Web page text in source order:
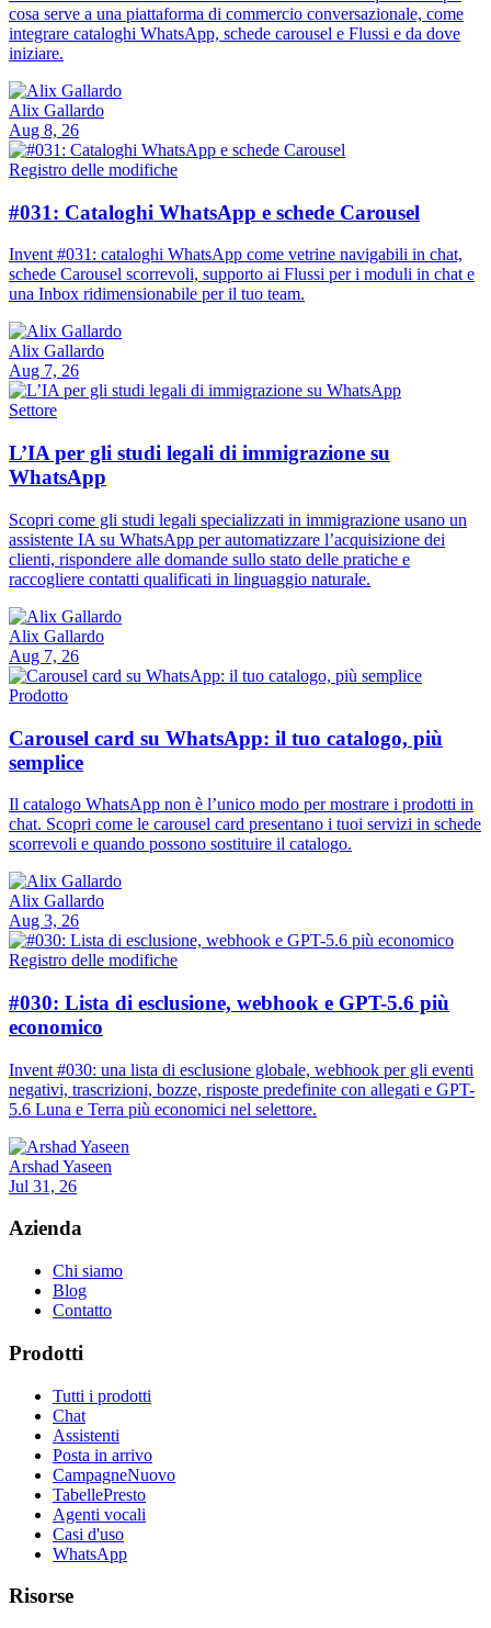
cosa serve a una piattaforma di commercio conversazionale, come
integrare cataloghi WhatsApp, schede carousel e Flussi e da dove
iniziare.
Alix Gallardo
Aug 8, 26
Registro delle modifiche
#031: Cataloghi WhatsApp e schede Carousel
Invent #031: cataloghi WhatsApp come vetrine navigabili in chat,
schede Carousel scorrevoli, supporto ai Flussi per i moduli in chat e
una Inbox ridimensionabile per il tuo team.
Alix Gallardo
Aug 7, 26
Settore
L’IA per gli studi legali di immigrazione su
WhatsApp
Scopri come gli studi legali specializzati in immigrazione usano un
assistente IA su WhatsApp per automatizzare l’acquisizione dei
clienti, rispondere alle domande sullo stato delle pratiche e
raccogliere contatti qualificati in linguaggio naturale.
Alix Gallardo
Aug 7, 26
Prodotto
Carousel card su WhatsApp: il tuo catalogo, più
semplice
Il catalogo WhatsApp non è l’unico modo per mostrare i prodotti in
chat. Scopri come le carousel card presentano i tuoi servizi in schede
scorrevoli e quando possono sostituire il catalogo.
Alix Gallardo
Aug 3, 26
Registro delle modifiche
#030: Lista di esclusione, webhook e GPT-5.6 più
economico
Invent #030: una lista di esclusione globale, webhook per gli eventi
negativi, trascrizioni, bozze, risposte predefinite con allegati e GPT-
5.6 Luna e Terra più economici nel selettore.
Arshad Yaseen
Jul 31, 26
Azienda
Chi siamo
Blog
Contatto
Prodotti
Tutti i prodotti
Chat
Assistenti
Posta in arrivo
CampagneNuovo
TabellePresto
Agenti vocali
Casi d'uso
WhatsApp
Risorse